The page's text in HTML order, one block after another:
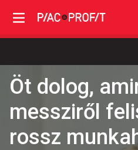
Öt dolog,
messziről
rossz